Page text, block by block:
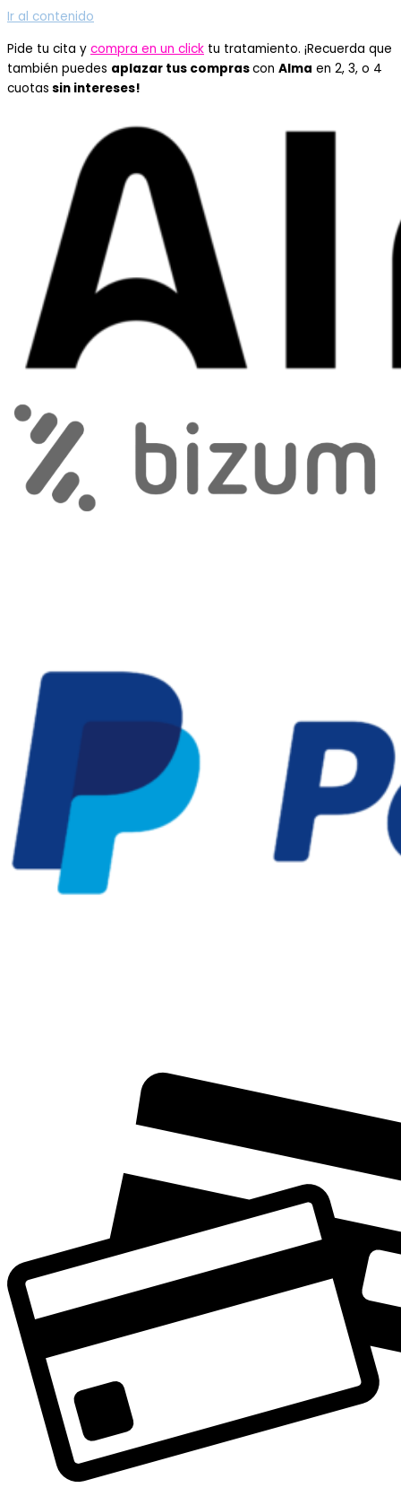
Ir al contenido
Pide tu cita y compra en un click tu tratamiento. ¡Recuerda que
también puedes aplazar tus comprascon Alma en 2, 3, o 4
cuotas sin intereses!